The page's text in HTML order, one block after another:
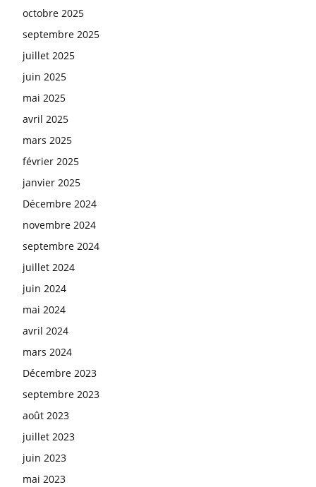
octobre 2025
septembre 2025
juillet 2025
juin 2025
mai 2025
avril 2025
mars 2025
février 2025
janvier 2025
Décembre 2024
novembre 2024
septembre 2024
juillet 2024
juin 2024
mai 2024
avril 2024
mars 2024
Décembre 2023
septembre 2023
août 2023
juillet 2023
juin 2023
mai 2023